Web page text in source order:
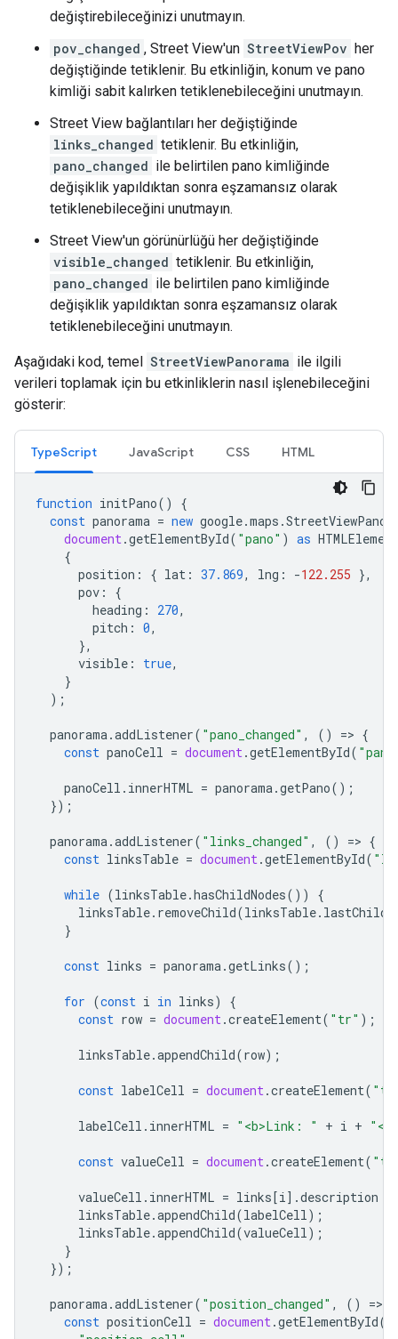
değiştirebileceğinizi unutmayın.
pov_changed , Street View'un StreetViewPov her
değiştiğinde tetiklenir. Bu etkinliğin, konum ve pano
kimliği sabit kalırken tetiklenebileceğini unutmayın.
Street View bağlantıları her değiştiğinde
links_changed tetiklenir. Bu etkinliğin,
pano_changed ile belirtilen pano kimliğinde
değişiklik yapıldıktan sonra eşzamansız olarak
tetiklenebileceğini unutmayın.
Street View'un görünürlüğü her değiştiğinde
visible_changed tetiklenir. Bu etkinliğin,
pano_changed ile belirtilen pano kimliğinde
değişiklik yapıldıktan sonra eşzamansız olarak
tetiklenebileceğini unutmayın.
Aşağıdaki kod, temel StreetViewPanorama ile ilgili
verileri toplamak için bu etkinliklerin nasıl işlenebileceğini
gösterir:
TypeScript JavaScript CSS HTML
function initPano()
{
const panorama = new google.maps .
document.getElementById( "pano" ) as HTMLElement
{
position : { lat : 37.869, lng : -122.255 },
pov :
{
heading : 270,
pitch : 0,
},
visible : true,
}
);
panorama.addListener( "pano_changed" , () => {
const panoCell = document.getElementById(
panoCell . innerHTML = panorama.getPano();
});
panorama.addListener( "links_changed" , () => {
const linksTable = document.getElementById(
while (linksTable.hasChildNodes())
{
linksTable. removeChild(linksTable. lastChild
}
const links = panorama.getLinks();
for (const i in links)
{
const row = document.createElement( "tr" );
linksTable.appendChild(row);
const labelCell = document.createElement(
labelCell . innerHTML = "<b>Link: " + i + "</
const valueCell = document.createElement(
valueCell . innerHTML = links [i].description
linksTable.appendChild(labelCell);
linksTable.appendChild(valueCell);
}
});
panorama.addListener( "position_changed" , () =>
const positionCell = document.getElementById(